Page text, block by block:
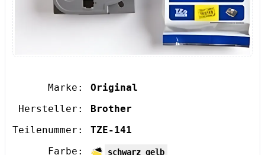
Marke:
Original
Hersteller:
Brother
Teilenummer:
TZE-141
Farbe:
schwarz gelb